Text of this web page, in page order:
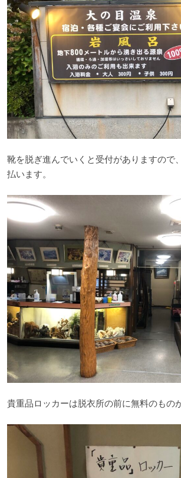
靴を脱ぎ進んでいくと受付がありますので
払います。
貴重品ロッカーは脱衣所の前に無料のもの